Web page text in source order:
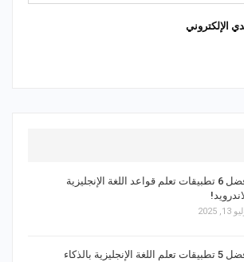
الإلكتروني
أفضل 6 تطبيقات تعلم قواعد اللغة الإنجليزية
2025
أفضل 5 تطبيقات تعلم اللغة الإنجليزية بالذكاء